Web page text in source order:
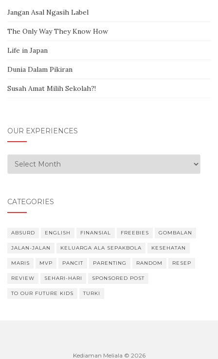
Jangan Asal Ngasih Label
The Only Way They Know How
Life in Japan
Dunia Dalam Pikiran
Susah Amat Milih Sekolah?!
OUR EXPERIENCES
Our Experiences
CATEGORIES
ABSURD ENGLISH FINANSIAL FREEBIES GOMBALAN
JALAN-JALAN KELUARGA ALA SEPAKBOLA KESEHATAN
MARIS MVP PANCIT PARENTING RANDOM RESEP
REVIEW SEHARI-HARI SPONSORED POST
TO OUR FUTURE KIDS TURKI
Kediaman Meliala © 2026